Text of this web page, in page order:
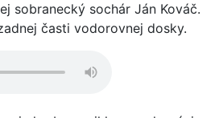
sobranecký sochár Ján Kováč.
časti vodorovnej dosky.